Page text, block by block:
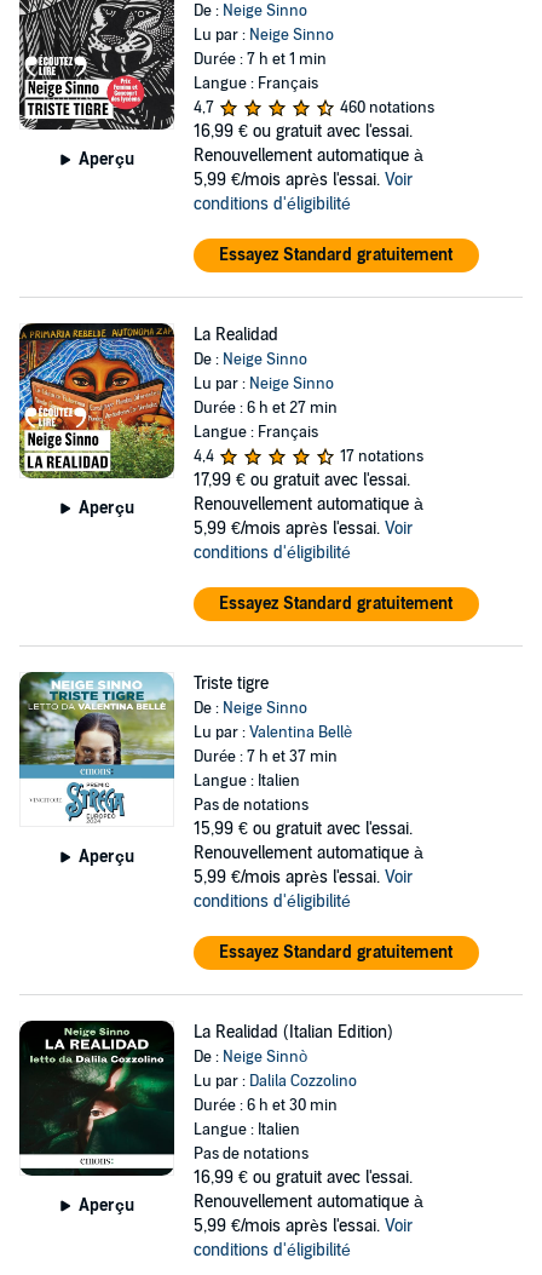
Aperçu
De : Neige Sinno
Lu par : Neige Sinno
Durée : 7 h et 1 min
Langue : Français
4,7
460 notations
16,99 € ou gratuit avec l'essai.
Renouvellement automatique à
5,99 €/mois après l'essai. Voir
conditions d'éligibilité
Essayez Standard gratuitement
Aperçu
La Realidad
De : Neige Sinno
Lu par : Neige Sinno
Durée : 6 h et 27 min
Langue : Français
4,4
17 notations
17,99 € ou gratuit avec l'essai.
Renouvellement automatique à
5,99 €/mois après l'essai. Voir
conditions d'éligibilité
Essayez Standard gratuitement
Aperçu
Triste tigre
De : Neige Sinno
Lu par :Valentina Bellè
Durée : 7 h et 37 min
Langue : Italien
Pas de notations
15,99 € ou gratuit avec l'essai.
Renouvellement automatique à
5,99 €/mois après l'essai. Voir
conditions d'éligibilité
Essayez Standard gratuitement
Aperçu
La Realidad (Italian Edition)
De : Neige Sinnò
Lu par : Dalila Cozzolino
Durée : 6 h et 30 min
Langue : Italien
Pas de notations
16,99 € ou gratuit avec l'essai.
Renouvellement automatique à
5,99 €/mois après l'essai. Voir
conditions d'éligibilité